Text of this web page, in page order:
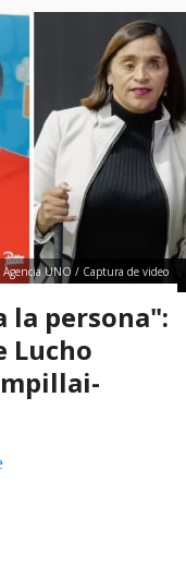
Agencia UNO / Captura de video
la persona":
Lucho